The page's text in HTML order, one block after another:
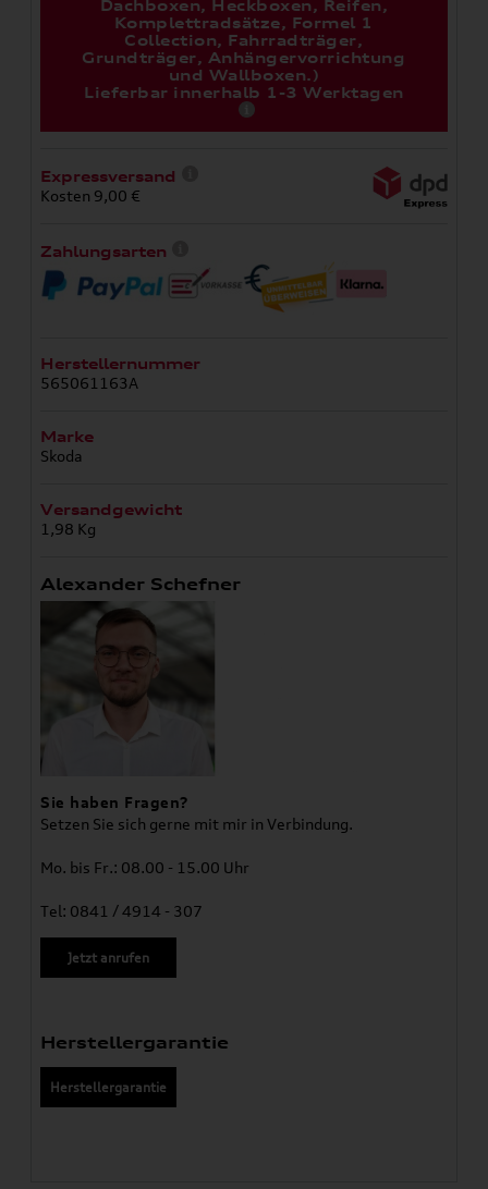
Dachboxen, Heckboxen, Reifen,
Komplettradsätze, Formel 1
Collection, Fahrradträger,
Grundträger, Anhängervorrichtung
und Wallboxen.)
Lieferbar innerhalb 1-3 Werktagen
Expressversand
Kosten 9,00 €
Zahlungsarten
Herstellernummer
565061163A
Marke
Skoda
Versandgewicht
1,98 Kg
Alexander Schefner
Sie haben Fragen?
Setzen Sie sich gerne mit mir in Verbindung.
Mo. bis Fr.: 08.00 - 15.00 Uhr
Tel: 0841 / 4914 - 307
Jetzt anrufen
Herstellergarantie
Herstellergarantie